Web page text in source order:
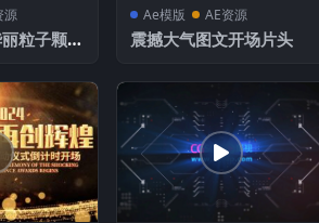
源
粒子颗粒
Ae模版 AE资源
震撼大气图文开场片头